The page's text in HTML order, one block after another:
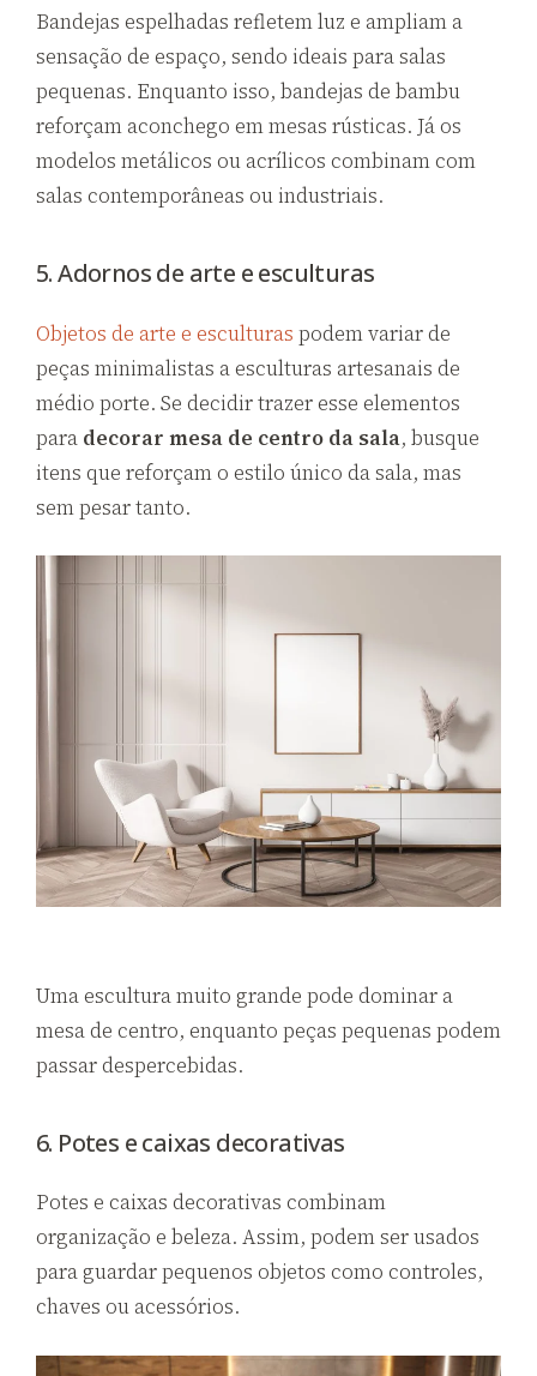
Bandejas espelhadas refletem luz e ampliam a
sensação de espaço, sendo ideais para salas
pequenas. Enquanto isso, bandejas de bambu
reforçam aconchego em mesas rústicas. Já os
modelos metálicos ou acrílicos combinam com
salas contemporâneas ou industriais.
5. Adornos de arte e esculturas
Objetos de arte e esculturas podem variar de
peças minimalistas a esculturas artesanais de
médio porte. Se decidir trazer esse elementos
para decorar mesa de centro da sala, busque
itens que reforçam o estilo único da sala, mas
sem pesar tanto.
Uma escultura muito grande pode dominar a
mesa de centro, enquanto peças pequenas podem
passar despercebidas.
6. Potes e caixas decorativas
Potes e caixas decorativas combinam
organização e beleza. Assim, podem ser usados
para guardar pequenos objetos como controles,
chaves ou acessórios.